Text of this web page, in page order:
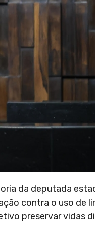
da deputada
contra o uso de
preservar vidas